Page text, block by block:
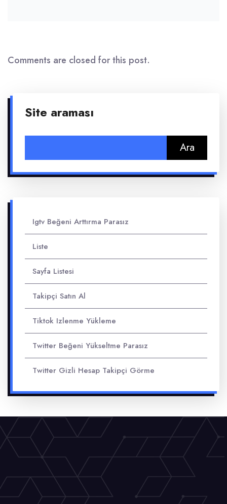
Comments are closed for this post.
Site araması
Igtv Beğeni Arttırma Parasız
Liste
Sayfa Listesi
Takipçi Satın Al
Tiktok Izlenme Yükleme
Twitter Beğeni Yükseltme Parasız
Twitter Gizli Hesap Takipçi Görme